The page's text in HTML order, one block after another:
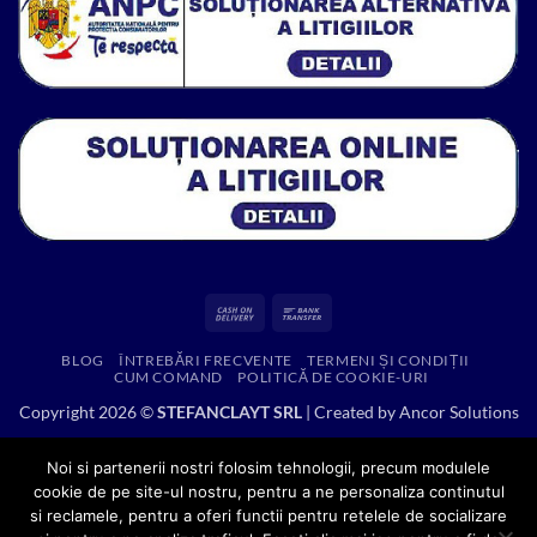
Cash
Delivery
BLOG ÎNTREBĂRI FRECVENTE
TERMENI ȘI CONDIȚII
CUM COMAND
POLITICĂ DE COOKIE-URI
Copyright 2026 ©STEFANCLAYT SRL| Created byAncor Solutions
Noi si partenerii nostri folosim tehnologii, precum modulele
cookie de pe site-ul nostru, pentru a ne personaliza continutul
si reclamele, pentru a oferi functii pentru retelele de socializare